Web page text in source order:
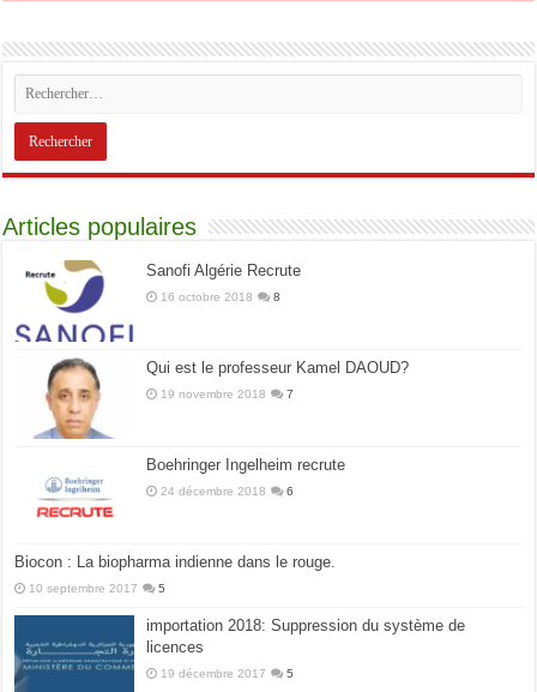
Articles populaires
Sanofi Algérie Recrute
16 octobre 2018 8
Qui est le professeur Kamel DAOUD?
19 novembre 2018 7
Boehringer Ingelheim recrute
24 décembre 2018 6
Biocon : La biopharma indienne dans le rouge.
10 septembre 2017 5
importation 2018: Suppression du système de
licences
19 décembre 2017 5